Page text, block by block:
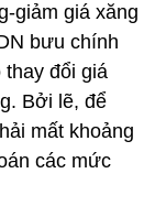
giảm giá xăng
bưu chính
thay đổi giá
Bởi lẽ, để
mất khoảng
các mức